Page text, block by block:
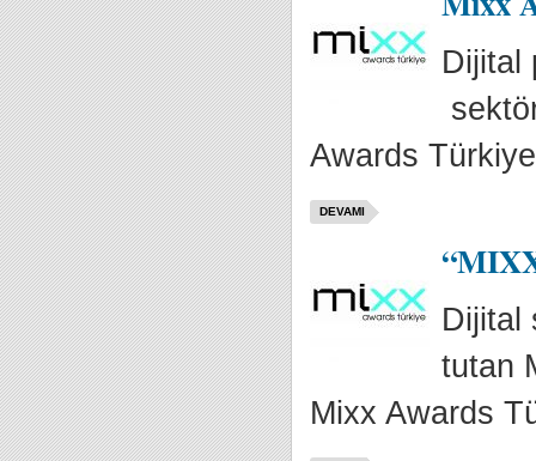
Dijital
Awards
DEVAMI
Dijital
tutan
Mixx Awards